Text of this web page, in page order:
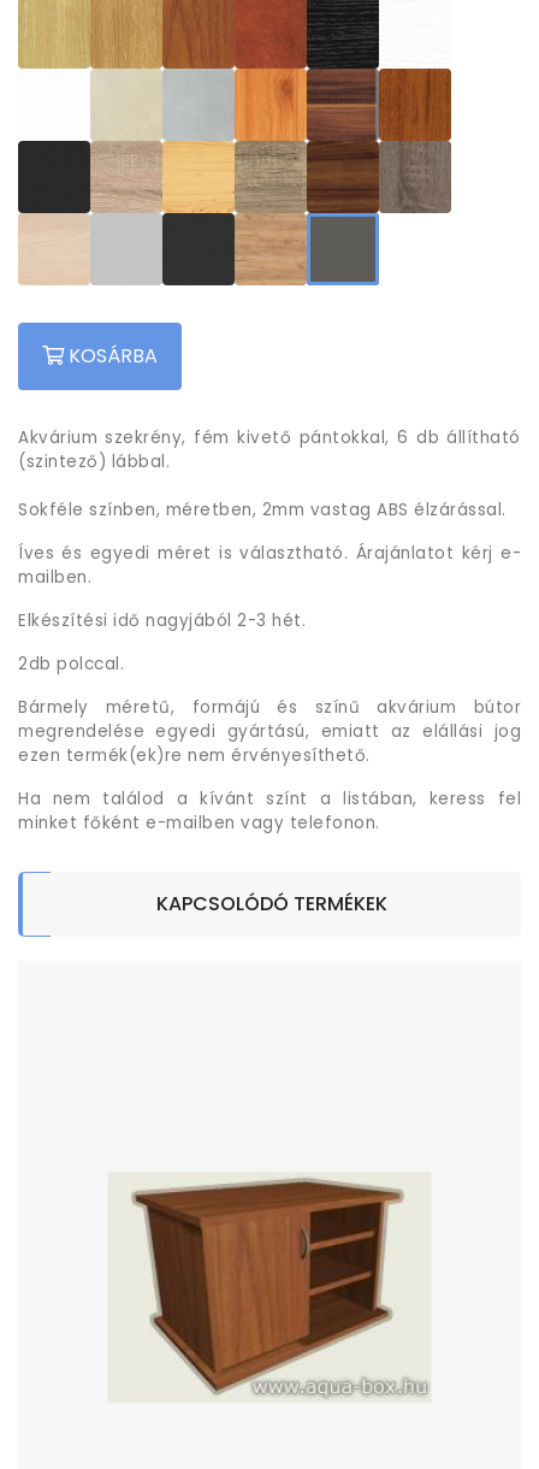
KOSÁRBA
Akvárium szekrény, fém kivető pántokkal, 6 db állítható
(szintező) lábbal.
Sokféle színben, méretben, 2mm vastag ABS élzárással.
Íves és egyedi méret is választható. Árajánlatot kérj e-
mailben.
Elkészítési idő nagyjából 2-3 hét.
2db polccal.
Bármely méretű, formájú és színű akvárium bútor
megrendelése egyedi gyártású, emiatt az elállási jog
ezen termék(ek)re nem érvényesíthető.
Ha nem találod a kívánt színt a listában, keress fel
minket főként e-mailben vagy telefonon.
KAPCSOLÓDÓ TERMÉKEK